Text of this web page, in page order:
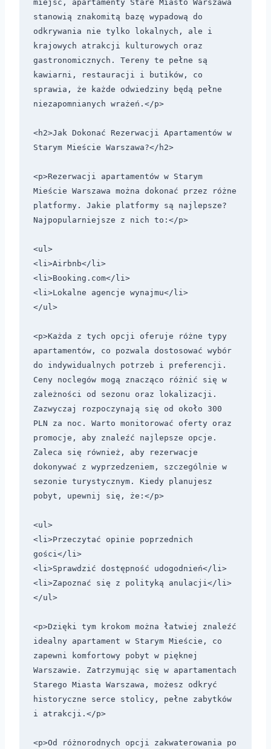
miejsc, apartamenty Stare Miasto Warszawa
stanowią znakomitą bazę wypadową do
odkrywania nie tylko lokalnych, ale i
krajowych atrakcji kulturowych oraz
gastronomicznych. Tereny te pełne są
kawiarni, restauracji i butików, co
sprawia, że każde odwiedziny będą pełne
niezapomnianych wrażeń.</p>
<h2>Jak Dokonać Rezerwacji Apartamentów w
Starym Mieście Warszawa?</h2>
<p>Rezerwacji apartamentów w Starym
Mieście Warszawa można dokonać przez różne
platformy. Jakie platformy są najlepsze?
Najpopularniejsze z nich to:</p>
<ul>
<li>Airbnb</li>
<li>Booking.com</li>
<li>Lokalne agencje wynajmu</li>
</ul>
<p>Każda z tych opcji oferuje różne typy
apartamentów, co pozwala dostosować wybór
do indywidualnych potrzeb i preferencji.
Ceny noclegów mogą znacząco różnić się w
zależności od sezonu oraz lokalizacji.
Zazwyczaj rozpoczynają się od około 300
PLN za noc. Warto monitorować oferty oraz
promocje, aby znaleźć najlepsze opcje.
Zaleca się również, aby rezerwacje
dokonywać z wyprzedzeniem, szczególnie w
sezonie turystycznym. Kiedy planujesz
pobyt, upewnij się, że:</p>
<ul>
<li>Przeczytać opinie poprzednich
gości</li>
<li>Sprawdzić dostępność udogodnień</li>
<li>Zapoznać się z polityką anulacji</li>
</ul>
<p>Dzięki tym krokom można łatwiej znaleźć
idealny apartament w Starym Mieście, co
zapewni komfortowy pobyt w pięknej
Warszawie. Zatrzymując się w apartamentach
Starego Miasta Warszawa, możesz odkryć
historyczne serce stolicy, pełne zabytków
i atrakcji.</p>
<p>Od różnorodnych opcji zakwaterowania po